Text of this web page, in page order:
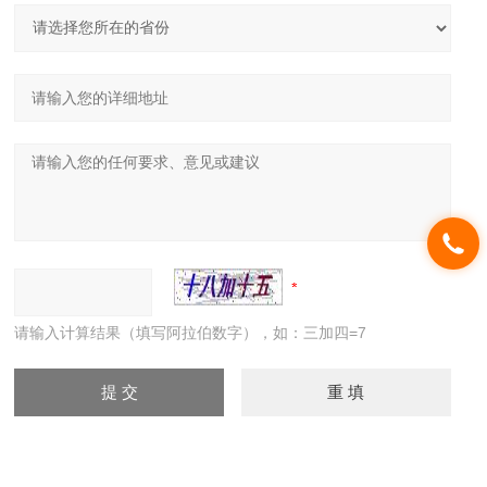
请输入计算结果（填写阿拉伯数字），如：三加四=7